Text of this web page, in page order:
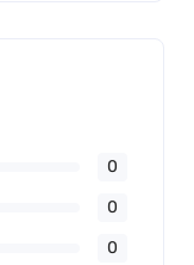
0
0
0